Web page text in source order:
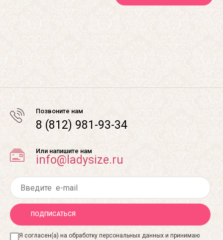
Позвоните нам
8 (812) 981-93-34
Или напишите нам
info@ladysize.ru
ПОДПИСАТЬСЯ
Я согласен(а) на обработку персональных данных и принимаю